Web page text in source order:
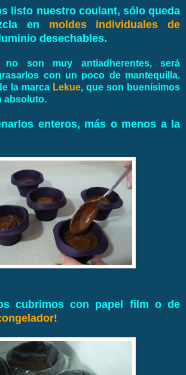
listo nuestro coulant, sólo queda
en moldes individuales de
desechables.
son muy antiadherentes, será
con un poco de mantequilla.
la marca Lekue, que son buenísimos
absoluto.
enteros, más o menos a la
cubrimos con papel film o de